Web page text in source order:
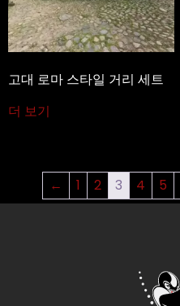
고대 로마 스타일 거리 세트
더 보기
← 1 2 3 4 5